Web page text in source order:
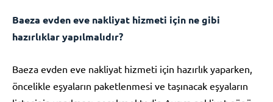
Baeza evden eve nakliyat hizmeti için ne gibi
hazırlıklar yapılmalıdır?
Baeza evden eve nakliyat hizmeti için hazırlık yaparken,
öncelikle eşyaların paketlenmesi ve taşınacak eşyaların